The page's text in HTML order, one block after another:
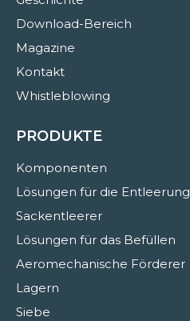
Download-Bereich
Magazine
Kontakt
Whistleblowing
PRODUKTE
Komponenten
Lösungen für die Entleerung
Sackentleerer
Lösungen für das Befüllen
Aeromechanische Förderer
Lagern
Siebe